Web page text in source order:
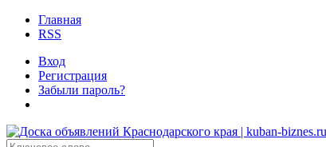
Главная
RSS
Вход
Регистрация
Забыли пароль?